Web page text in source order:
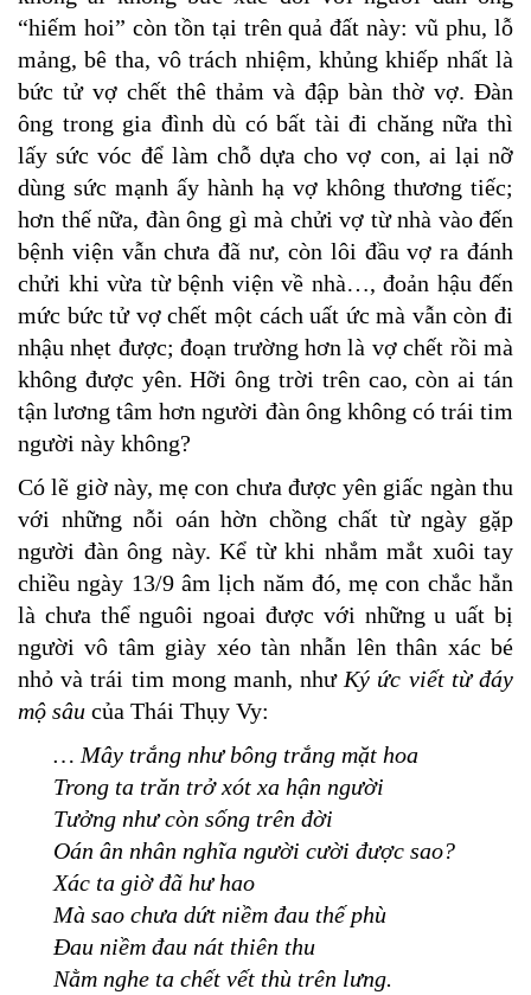
“hiếm hoi” còn tồn tại trên quả đất này: vũ phu, lỗ
mảng, bê tha, vô trách nhiệm, khủng khiếp nhất là
bức tử vợ chết thê thảm và đập bàn thờ vợ. Đàn
ông trong gia đình dù có bất tài đi chăng nữa thì
lấy sức vóc để làm chỗ dựa cho vợ con, ai lại nỡ
dùng sức mạnh ấy hành hạ vợ không thương tiếc;
hơn thế nữa, đàn ông gì mà chửi vợ từ nhà vào đến
bệnh viện vẫn chưa đã nư, còn lôi đầu vợ ra đánh
chửi khi vừa từ bệnh viện về nhà…, đoản hậu đến
mức bức tử vợ chết một cách uất ức mà vẫn còn đi
nhậu nhẹt được; đoạn trường hơn là vợ chết rồi mà
không được yên. Hỡi ông trời trên cao, còn ai tán
tận lương tâm hơn người đàn ông không có trái tim
người này không?
Có lẽ giờ này, mẹ con chưa được yên giấc ngàn thu
với những nỗi oán hờn chồng chất từ ngày gặp
người đàn ông này. Kể từ khi nhắm mắt xuôi tay
chiều ngày 13/9 âm lịch năm đó, mẹ con chắc hẳn
là chưa thể nguôi ngoai được với những u uất bị
người vô tâm giày xéo tàn nhẫn lên thân xác bé
nhỏ và trái tim mong manh, như Ký ức viết từ đáy
mộ sâu của Thái Thụy Vy:
… Mây trắng như bông trắng mặt hoa
Trong ta trăn trở xót xa hận người
Tưởng như còn sống trên đời
Oán ân nhân nghĩa người cười được sao?
Xác ta giờ đã hư hao
Mà sao chưa dứt niềm đau thế phù
Đau niềm đau nát thiên thu
Nằm nghe ta chết vết thù trên lưng.